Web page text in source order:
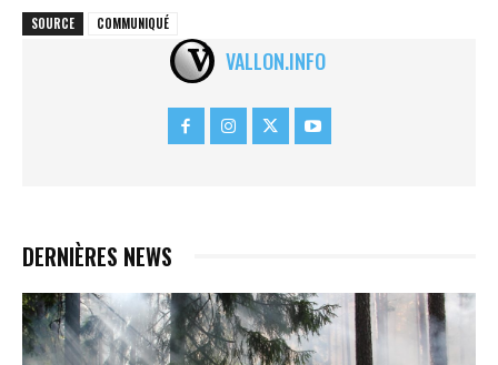
SOURCE COMMUNIQUÉ
VALLON.INFO
DERNIÈRES NEWS